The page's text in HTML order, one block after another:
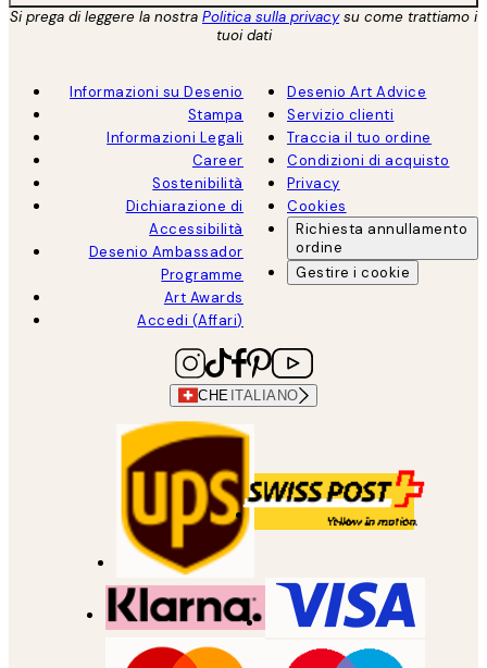
Si prega di leggere la nostra Politica sulla privacysu come trattiamo i
tuoi dati
Informazioni su Desenio
Stampa
Informazioni Legali
Career
Sostenibilità
Dichiarazione di
Accessibilità
Desenio Ambassador
Programme
Art Awards
Accedi (Affari)
Desenio Art Advice
Servizio clienti
Traccia il tuo ordine
Condizioni di acquisto
Privacy
Cookies
Richiesta annullamento
ordine
Gestire i cookie
CHE ITALIANO